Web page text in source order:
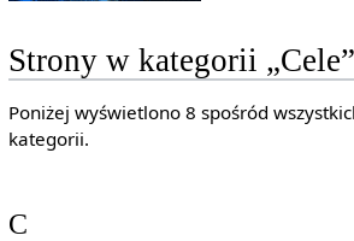
Strony w kategorii „Cele”
Poniżej wyświetlono 8 spośród
kategorii.
C